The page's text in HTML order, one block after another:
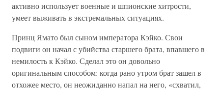
активно использует военные и шпионские хитрости,
умеет выживать в экстремальных ситуациях.
Принц Ямато был сыном императора Кэйко. Свои
подвиги он начал с убийства старшего брата, впавшего в
немилость к Кэйко. Сделал это он довольно
оригинальным способом: когда рано утром брат зашел в
отхожее место, он неожиданно напал на него, «схватил,